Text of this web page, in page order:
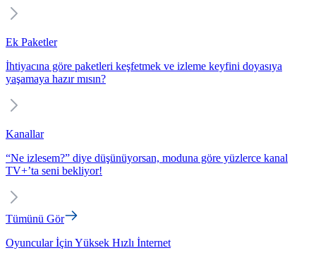
Ek Paketler
İhtiyacına göre paketleri keşfetmek ve izleme keyfini doyasıya
yaşamaya hazır mısın?
Kanallar
“Ne izlesem?” diye düşünüyorsan, moduna göre yüzlerce kanal
TV+’ta seni bekliyor!
Tümünü Gör
Oyuncular İçin Yüksek Hızlı İnternet